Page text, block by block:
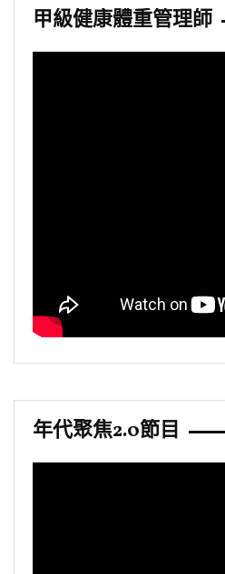
甲級健康體重管理師
年代聚焦2.0節目